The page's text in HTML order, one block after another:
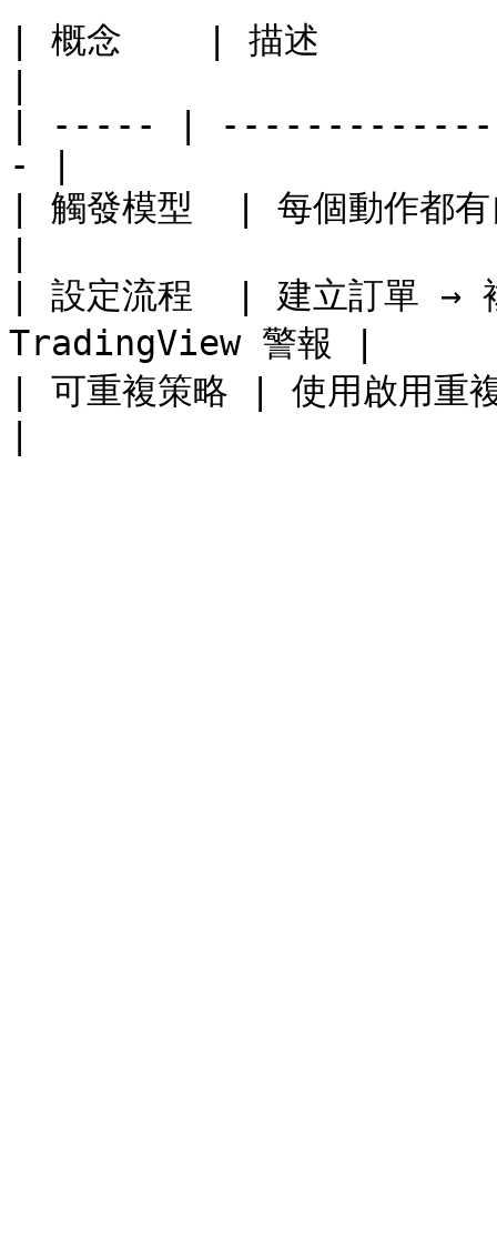
| 概念    | 描述
| ----- |
- |
| 觸發模型  | 每個動作都有
| 設定流程  | 建立訂單 →
TradingView 警報 |
| 可重複策略 | 使用啟用重